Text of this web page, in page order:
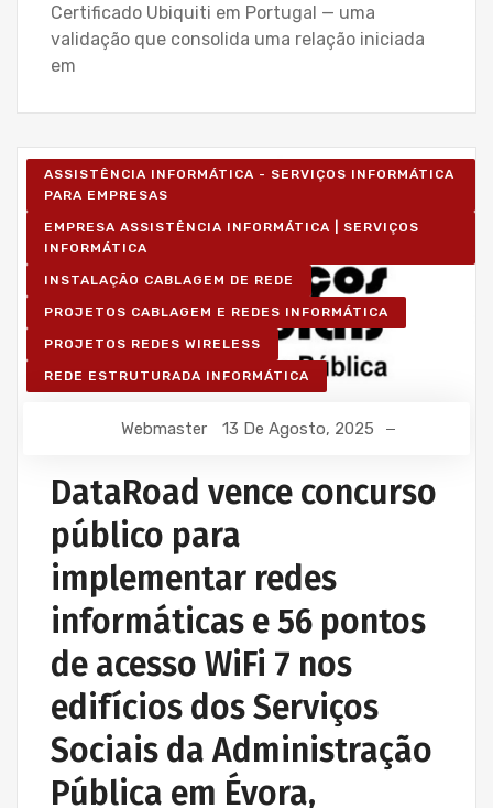
Certificado Ubiquiti em Portugal — uma
validação que consolida uma relação iniciada
em
ASSISTÊNCIA INFORMÁTICA - SERVIÇOS INFORMÁTICA
PARA EMPRESAS
EMPRESA ASSISTÊNCIA INFORMÁTICA | SERVIÇOS
INFORMÁTICA
INSTALAÇÃO CABLAGEM DE REDE
PROJETOS CABLAGEM E REDES INFORMÁTICA
PROJETOS REDES WIRELESS
REDE ESTRUTURADA INFORMÁTICA
Webmaster 13 De Agosto, 2025
DataRoad vence concurso
público para
implementar redes
informáticas e 56 pontos
de acesso WiFi 7 nos
edifícios dos Serviços
Sociais da Administração
Pública em Évora,